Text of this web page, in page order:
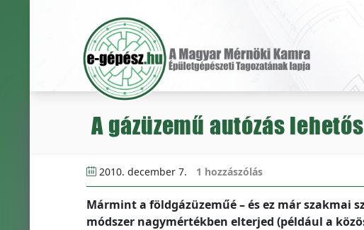
A gázüzemű autózás
2010. december 7. 1 hozzászólás
Mármint a földgázüzeműé – és ez már szakmai
módszer nagymértékben elterjed (például a